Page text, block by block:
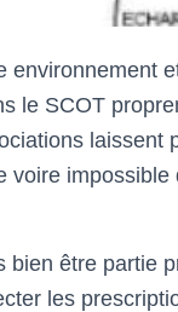
environnement
le SCOT
laissent
voire
bien être partie
les